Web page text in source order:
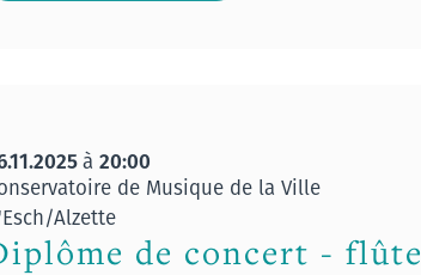
à 20:00
de Musique de la Ville
Alzette
de concert - flûte